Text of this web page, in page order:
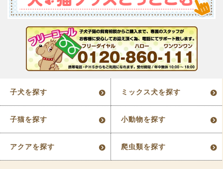
子犬を探す ミックス犬を探す
子猫を探す 小動物を探す
アクアを探す 爬虫類を探す